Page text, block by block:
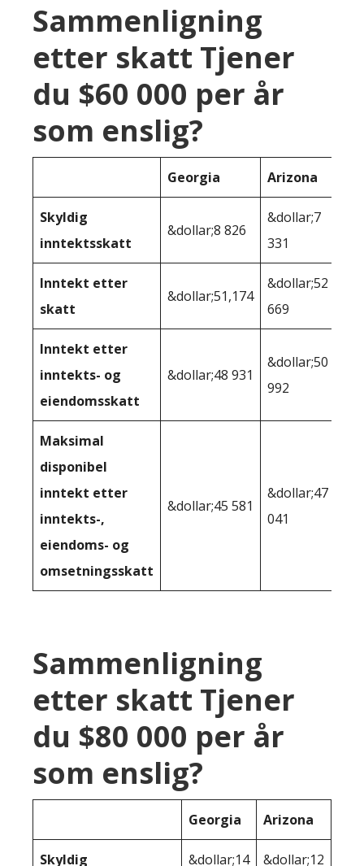
Sammenligning
etter skatt Tjener
du $60 000 per år
som enslig?
Georgia Arizona
Skyldig
inntektsskatt
&dollar;8 826
&dollar;7
331
Inntekt etter
skatt
&dollar;51,174
&dollar;52
669
Inntekt etter
inntekts- og
eiendomsskatt
&dollar;48 931
&dollar;50
992
Maksimal
disponibel
inntekt etter
inntekts-,
eiendoms- og
omsetningsskatt
&dollar;45 581
&dollar;47
041
Sammenligning
etter skatt Tjener
du $80 000 per år
som enslig?
Georgia Arizona
Skyldig &dollar;14 &dollar;12